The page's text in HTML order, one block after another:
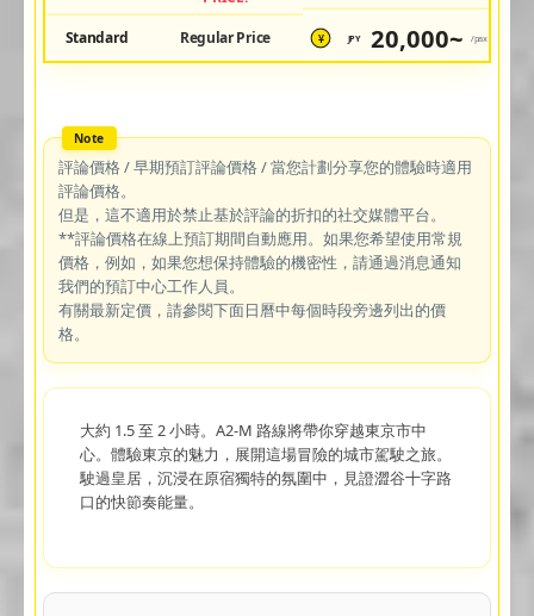
Standard Regular Price ¥ JPY 20,000~ /pax
評論價格 / 早期預訂評論價格 / 當您計劃分享您的體驗時適用
評論價格。
但是，這不適用於禁止基於評論的折扣的社交媒體平台。
**評論價格在線上預訂期間自動應用。如果您希望使用常規
價格，例如，如果您想保持體驗的機密性，請通過消息通知
我們的預訂中心工作人員。
有關最新定價，請參閱下面日曆中每個時段旁邊列出的價
格。
大約 1.5 至 2 小時。A2-M 路線將帶你穿越東京市中
心。體驗東京的魅力，展開這場冒險的城市駕駛之旅。
駛過皇居，沉浸在原宿獨特的氛圍中，見證澀谷十字路
口的快節奏能量。